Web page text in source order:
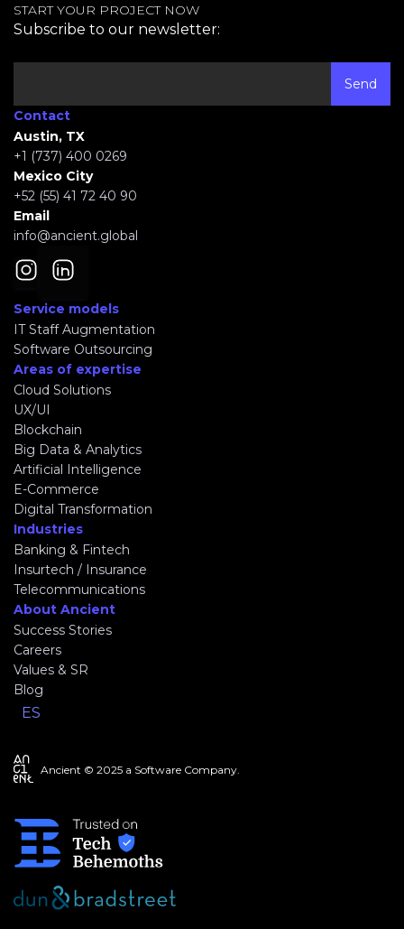
START YOUR PROJECT NOW
Subscribe to our newsletter:
Contact
Austin, TX
+1 (737) 400 0269
Mexico City
+52 (55) 41 72 40 90
Email
info@ancient.global
Service models
IT Staff Augmentation
Software Outsourcing
Areas of expertise
Cloud Solutions
UX/UI
Blockchain
Big Data & Analytics
Artificial Intelligence
E-Commerce
Digital Transformation
Industries
Banking & Fintech
Insurtech / Insurance
Telecommunications
About Ancient
Success Stories
Careers
Values & SR
Blog
ES
Ancient © 2025 a Software Company.